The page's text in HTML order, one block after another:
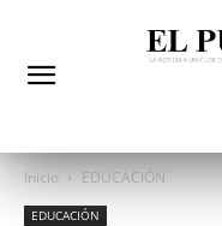
Inicio EDUCACIÓN
EDUCACIÓN